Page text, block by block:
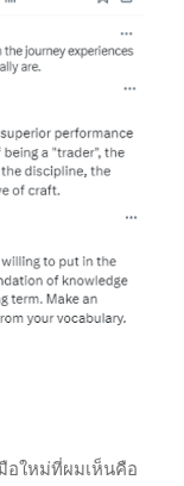
อใหม่ที่ผมเห็นคือ